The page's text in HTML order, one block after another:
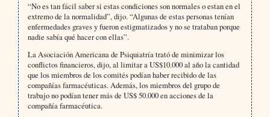
“No es tan fácil saber si estas condiciones son normales o estan en el
extremo de la normalidad”, dijo. “Algunas de estas personas tenían
enfermedades graves y fueron estigmatizados y no se trataban porque
nadie sabía qué hacer con ellas”.
La Asociación Americana de Psiquiatría trató de minimizar los
conflictos financieros, dijo, al limitar a US$10.000 al año la cantidad
que los miembros de los comités podían haber recibido de las
compañías farmacéuticas. Además, los miembros del grupo de
trabajo no podían tener más de US$ 50.000 en acciones de la
compañía farmacéutica.